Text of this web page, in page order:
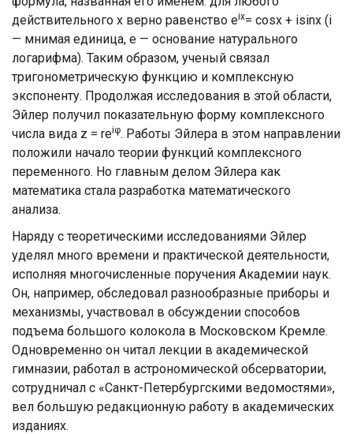
действительного x верно равенство eix= cosx + isinx (i
— мнимая единица, e — основание натурального
логарифма). Таким образом, ученый связал
тригонометрическую функцию и комплексную
экспоненту. Продолжая исследования в этой области,
Эйлер получил показательную форму комплексного
числа вида z = reiφ. Работы Эйлера в этом направлении
положили начало теории функций комплексного
переменного. Но главным делом Эйлера как
математика стала разработка математического
анализа.
Наряду с теоретическими исследованиями Эйлер
уделял много времени и практической деятельности,
исполняя многочисленные поручения Академии наук.
Он, например, обследовал разнообразные приборы и
механизмы, участвовал в обсуждении способов
подъема большого колокола в Московском Кремле.
Одновременно он читал лекции в академической
гимназии, работал в астрономической обсерватории,
сотрудничал с «Санкт-Петербургскими ведомостями»,
вел большую редакционную работу в академических
изданиях.